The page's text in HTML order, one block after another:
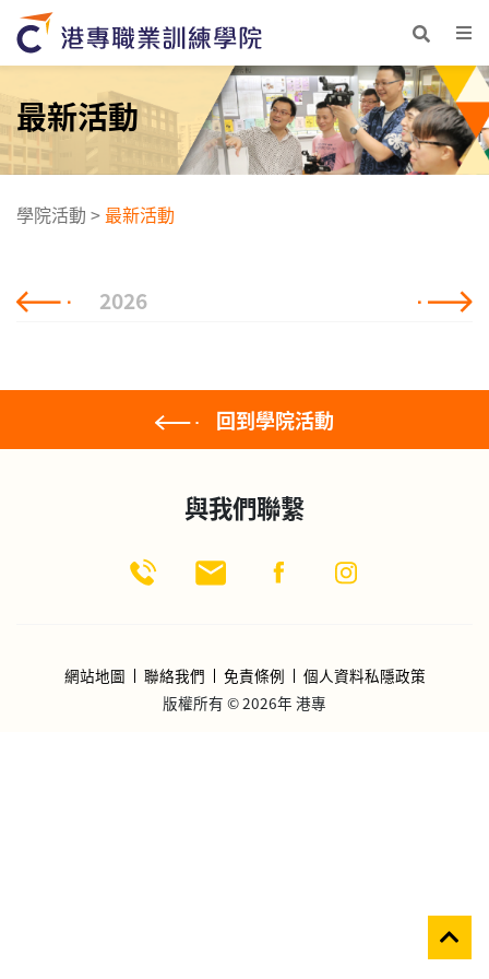
最新活動
學院活動 > 最新活動
2026
回到學院活動
與我們聯繫
網站地圖 聯絡我們 免責條例
個人資料私隱政策
版權所有 © 2026年 港專